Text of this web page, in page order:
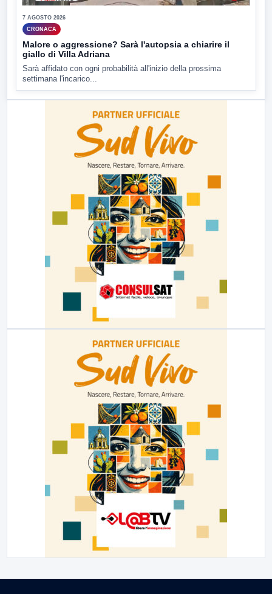
7 AGOSTO 2026
CRONACA
Malore o aggressione? Sarà l'autopsia a chiarire il
giallo di Villa Adriana
Sarà affidato con ogni probabilità all'inizio della prossima
settimana l'incarico...